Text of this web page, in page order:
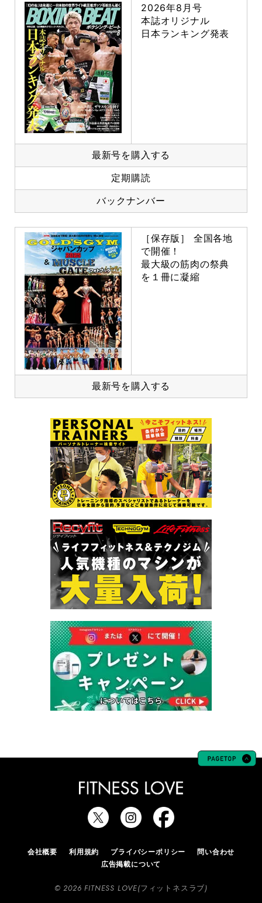
2026年8月号
本誌オリジナル
日本ランキング発表
最新号を購入する
定期購読
バックナンバー
［保存版］ 全国各地
で開催！
最大級の筋肉の祭典
を１冊に凝縮
最新号を購入する
会社概要 利用規約 プライバシーポリシー
問い合わせ
広告掲載について
© 2026 FITNESS LOVE(フィットネスラブ)